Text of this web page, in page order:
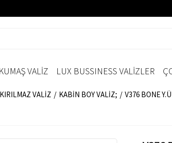
KUMAŞ VALİZ LUX BUSSINESS VALİZLER
VALİZ KABİN BOY VALİZ; V376 BONE